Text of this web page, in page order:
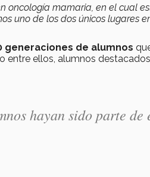
oncología mamaria, en el cual
uno de los dos únicos lugares
generaciones de alumnos
entre ellos, alumnos
hayan sido parte